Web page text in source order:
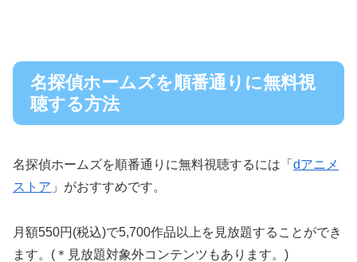
名探偵ホームズを順番通りに無料視
聴する方法
名探偵ホームズを順番通りに無料視聴するには「 dアニメ
ストア 」がおすすめです。
月額550円(税込)で5,700作品以上を見放題することができ
ます。(＊見放題対象外コンテンツもあります。)